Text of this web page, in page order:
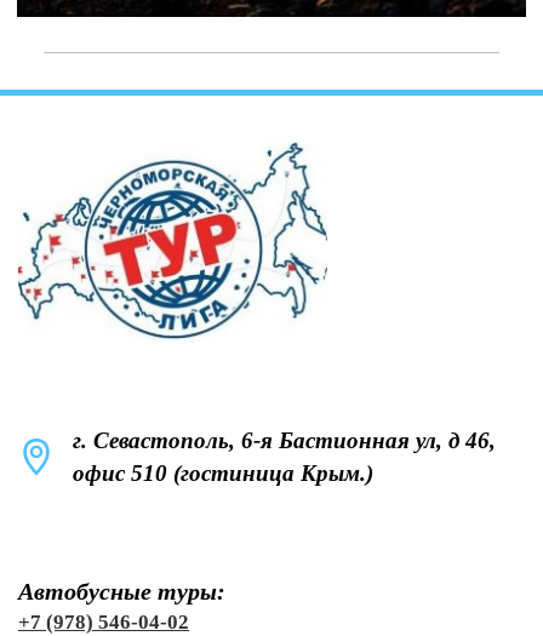
г. Севастополь, 6-я Бастионная ул, д 46,
офис 510 (гостиница Крым.)
Автобусные туры:
+7 (978) 546-04-02